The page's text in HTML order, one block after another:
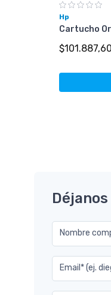
Hp
Cartucho
$101.887,60
Nombre
Email* (ej.